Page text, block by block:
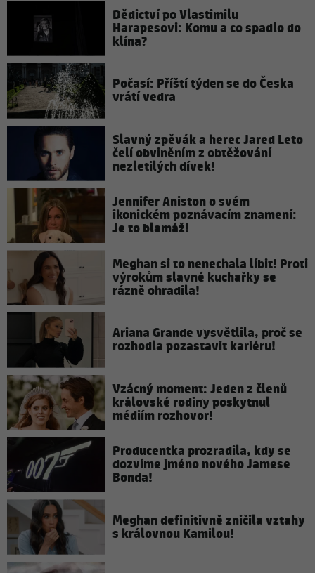
Dědictví po Vlastimilu
Harapesovi: Komu a co spadlo do
klína?
Počasí: Příští týden se do Česka
vrátí vedra
Slavný zpěvák a herec Jared Leto
čelí obviněním z obtěžování
nezletilých dívek!
Jennifer Aniston o svém
ikonickém poznávacím znamení:
Je to blamáž!
Meghan si to nenechala líbit! Proti
výrokům slavné kuchařky se
rázně ohradila!
Ariana Grande vysvětlila, proč se
rozhodla pozastavit kariéru!
Vzácný moment: Jeden z členů
královské rodiny poskytnul
médiím rozhovor!
Producentka prozradila, kdy se
dozvíme jméno nového Jamese
Bonda!
Meghan definitivně zničila vztahy
s královnou Kamilou!